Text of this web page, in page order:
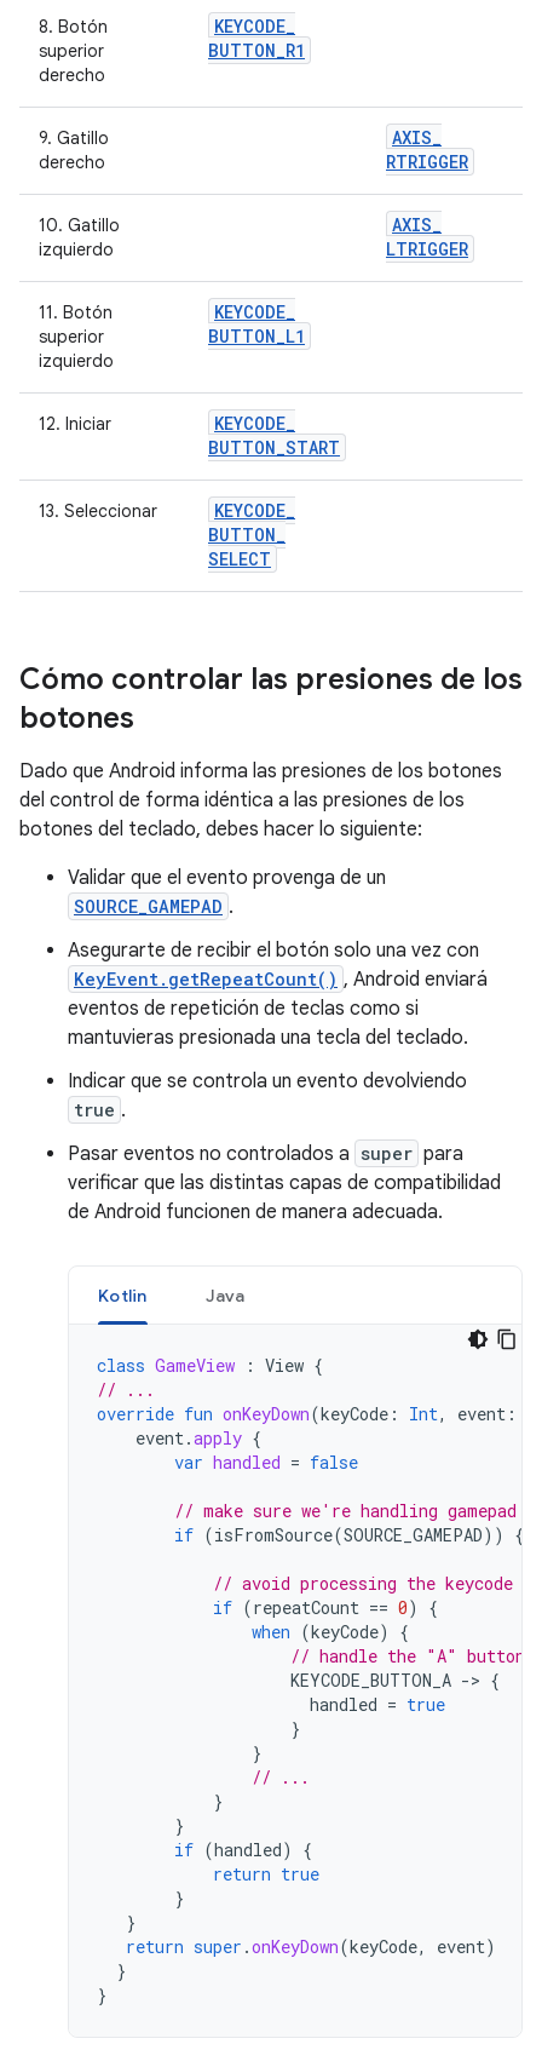
8. Botón
superior
derecho
KEYCODE_
BUTTON_R1
9. Gatillo
derecho
AXIS_
RTRIGGER
10. Gatillo
izquierdo
AXIS_
LTRIGGER
11. Botón
superior
izquierdo
KEYCODE_
BUTTON_L1
12. Iniciar KEYCODE_
BUTTON_START
13. Seleccionar KEYCODE_
BUTTON_
SELECT
Cómo controlar las presiones de los
botones
Dado que Android informa las presiones de los botones
del control de forma idéntica a las presiones de los
botones del teclado, debes hacer lo siguiente:
Validar que el evento provenga de un
SOURCE_GAMEPAD .
Asegurarte de recibir el botón solo una vez con
KeyEvent.getRepeatCount() , Android enviará
eventos de repetición de teclas como si
mantuvieras presionada una tecla del teclado.
Indicar que se controla un evento devolviendo
true .
Pasar eventos no controlados a super para
verificar que las distintas capas de compatibilidad
de Android funcionen de manera adecuada.
Kotlin Java
class GameView : View {
// ...
override fun onKeyDown(keyCode : Int, event :
event.apply {
var handled = false
// make sure we're handling gamepad
if (isFromSource(SOURCE_GAMEPAD)) {
// avoid processing the keycode
if (repeatCount == 0)
{
when (keyCode)
{
// handle the "A" button
KEYCODE_BUTTON_A -> {
handled = true
}
}
// ...
}
}
if (handled)
{
return true
}
}
return super .onKeyDown(keyCode, event)
}
}